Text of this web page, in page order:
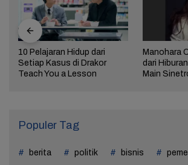
10 Pelajaran Hidup dari
Setiap Kasus di Drakor
Teach You a Lesson
Manohara
dari
Main
Populer Tag
berita politik bisnis